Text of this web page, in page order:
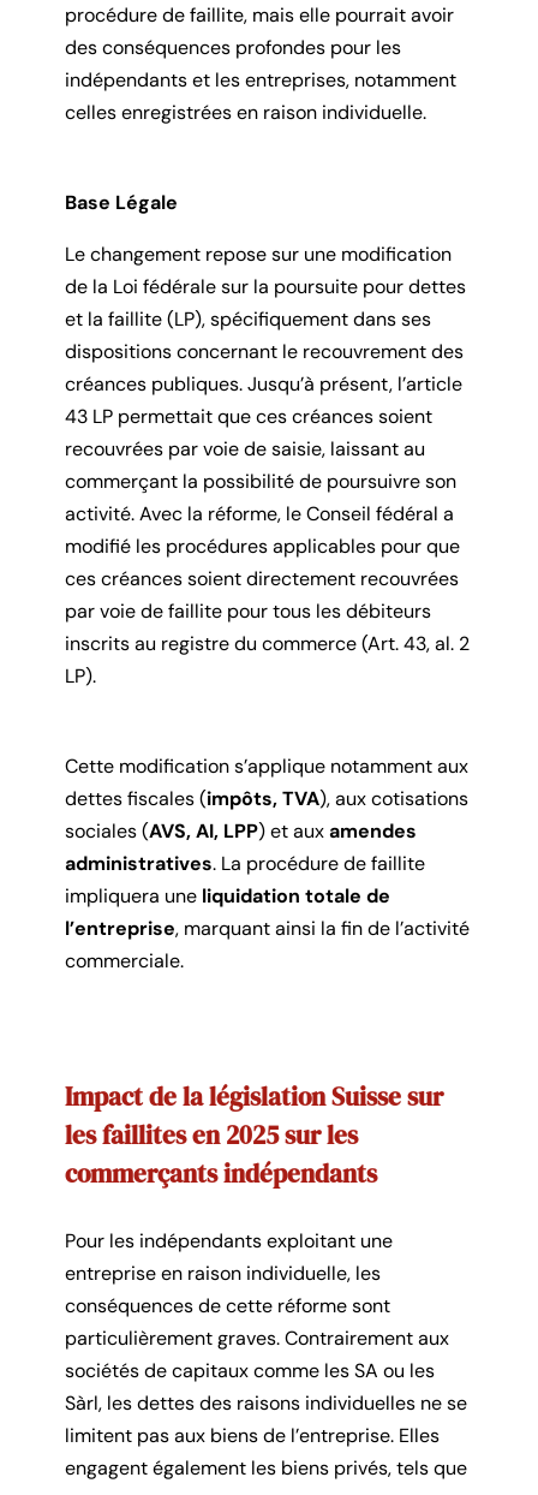
procédure de faillite, mais elle pourrait avoir
des conséquences profondes pour les
indépendants et les entreprises, notamment
celles enregistrées en raison individuelle.
Base Légale
Le changement repose sur une modification
de la Loi fédérale sur la poursuite pour dettes
et la faillite (LP), spécifiquement dans ses
dispositions concernant le recouvrement des
créances publiques. Jusqu’à présent, l’article
43 LP permettait que ces créances soient
recouvrées par voie de saisie, laissant au
commerçant la possibilité de poursuivre son
activité. Avec la réforme, le Conseil fédéral a
modifié les procédures applicables pour que
ces créances soient directement recouvrées
par voie de faillite pour tous les débiteurs
inscrits au registre du commerce (Art. 43, al. 2
LP).
Cette modification s’applique notamment aux
dettes fiscales (impôts, TVA), aux cotisations
sociales (AVS, AI, LPP) et auxamendes
administratives. La procédure de faillite
impliquera une liquidation totale de
l’entreprise, marquant ainsi la fin de l’activité
commerciale.
Impact de la législation Suisse sur
les faillites en 2025 sur les
commerçants indépendants
Pour les indépendants exploitant une
entreprise en raison individuelle, les
conséquences de cette réforme sont
particulièrement graves. Contrairement aux
sociétés de capitaux comme les SA ou les
Sàrl, les dettes des raisons individuelles ne se
limitent pas aux biens de l’entreprise. Elles
engagent également les biens privés, tels que